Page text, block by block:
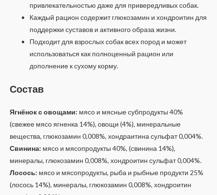
привлекательностью даже для привередливых собак.
Каждый рацион содержит глюкозамин и хондроитин для
поддержки суставов и активного образа жизни.
Подходит для взрослых собак всех пород и может
использоваться как полноценный рацион или
дополнение к сухому корму.
Состав
Ягнёнок с овощами: мясо и мясные субпродукты 40%
(свежее мясо ягненка 14%), овощи (4%), минеральные
вещества, глюкозамин 0,008%, хондраитина сульфат 0,004%.
Свинина: мясо и мясопродукты 40%, (свинина 14%),
минералы, глюкозамин 0,008%, хондроитин сульфат 0,004%.
Лосось: мясо и мясопродукты, рыба и рыбные продукти 25%
(лосось 14%), минералы, глюкозамин 0,008%, хондроитин